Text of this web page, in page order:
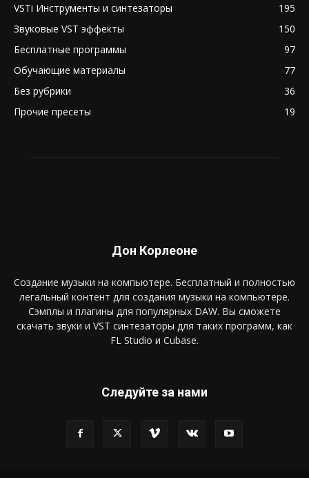
VSTi Инструменты и синтезаторы
195
Звуковые VST эффекты
150
Бесплатные программы
97
Обучающие материалы
77
Без рубрики
36
Прочие пресеты
19
Дон Корлеоне
Создание музыки на компьютере. Бесплатный и полностью
легальный контент для создания музыки на компьютере.
Сэмплы и плагины для популярных DAW. Вы сможете
скачать звуки и VST синтезаторы для таких программ, как
FL Studio и Cubase.
Следуйте за нами